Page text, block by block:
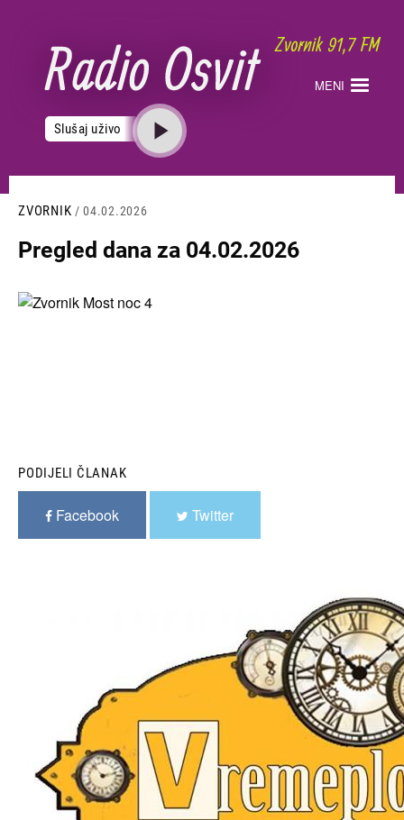
sadržaj
MENI
Slušaj uživo
ZVORNIK / 04.02.2026
Pregled dana za 04.02.2026
Slika
PODIJELI ČLANAK
Facebook Twitter